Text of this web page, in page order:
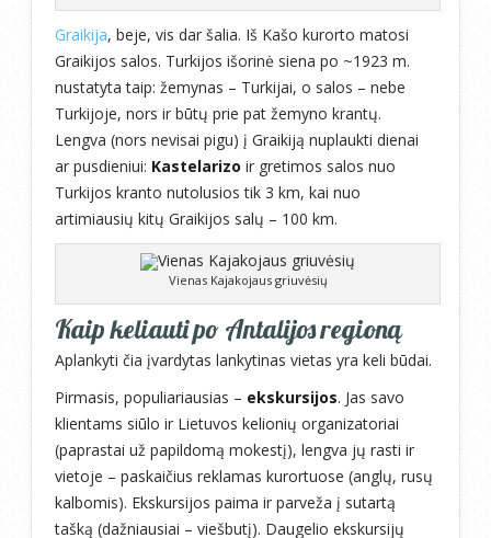
Graikija, beje, vis dar šalia. Iš Kašo kurorto matosi
Graikijos salos. Turkijos išorinė siena po ~1923 m.
nustatyta taip: žemynas – Turkijai, o salos – nebe
Turkijoje, nors ir būtų prie pat žemyno krantų.
Lengva (nors nevisai pigu) į Graikiją nuplaukti dienai
ar pusdieniui: Kastelarizo ir gretimos salos nuo
Turkijos kranto nutolusios tik 3 km, kai nuo
artimiausių kitų Graikijos salų – 100 km.
Vienas Kajakojaus griuvėsių
Kaip keliauti po Antalijos regioną
Aplankyti čia įvardytas lankytinas vietas yra keli būdai.
Pirmasis, populiariausias – ekskursijos. Jas savo
klientams siūlo ir Lietuvos kelionių organizatoriai
(paprastai už papildomą mokestį), lengva jų rasti ir
vietoje – paskaičius reklamas kurortuose (anglų, rusų
kalbomis). Ekskursijos paima ir parveža į sutartą
tašką (dažniausiai – viešbutį). Daugelio ekskursijų